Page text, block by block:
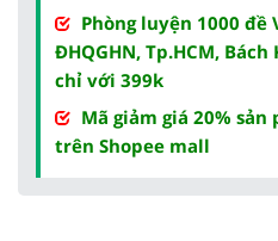
Phòng luyện 1000 đề
ĐHQGHN, Tp.HCM,
chỉ với 399k
Mã giảm giá 20% sản
trên Shopee mall